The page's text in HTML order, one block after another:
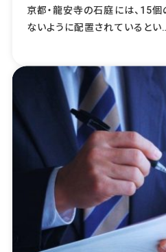
京都・龍安寺の石庭には、15
ないように配置されているとい